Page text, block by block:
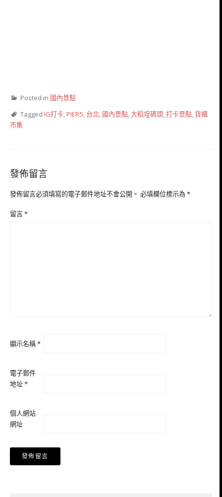
Posted in 國內景點
Tagged IG打卡,PIER5, 台北, 國內景點,大稻埕碼頭,打卡景點,貨櫃
市集
發佈留言
發佈留言必須填寫的電子郵件地址不會公開。 必填欄位標示為*
留言*
顯示名稱*
電子郵件
地址*
個人網站
網址